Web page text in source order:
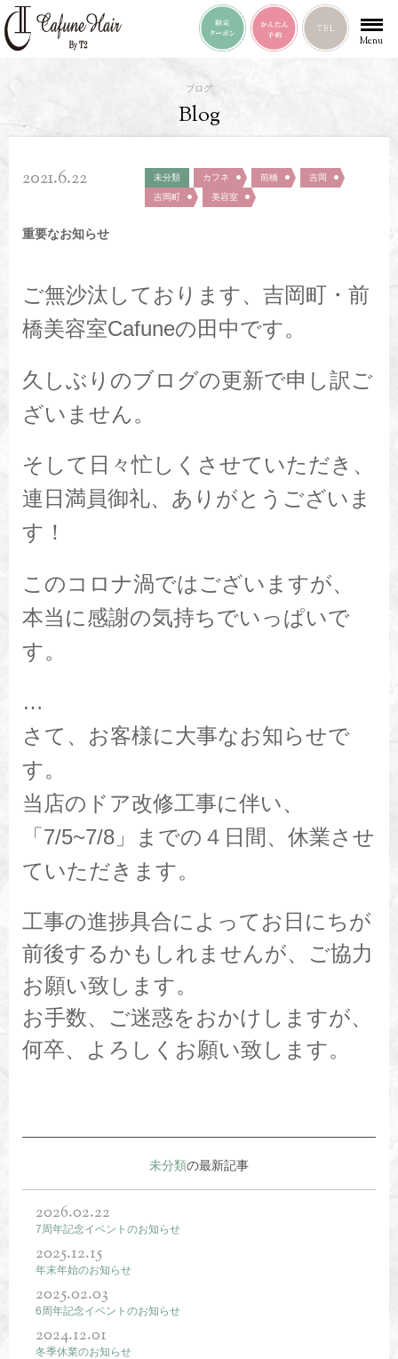
Menu
ブログ
Blog
2021.6.22 未分類 カフネ 前橋
吉岡
吉岡町
美容室
重要なお知らせ
ご無沙汰しております、吉岡町・前
橋美容室Cafuneの田中です。
久しぶりのブログの更新で申し訳ご
ざいません。
そして日々忙しくさせていただき、
連日満員御礼、ありがとうございま
す！
このコロナ渦ではございますが、
本当に感謝の気持ちでいっぱいで
す。
…
さて、お客様に大事なお知らせで
す。
当店のドア改修工事に伴い、
「7/5~7/8」までの４日間、休業させ
ていただきます。
工事の進捗具合によってお日にちが
前後するかもしれませんが、ご協力
お願い致します。
お手数、ご迷惑をおかけしますが、
何卒、よろしくお願い致します。
未分類の最新記事
2026.02.22
7周年記念イベントのお知らせ
2025.12.15
年末年始のお知らせ
2025.02.03
6周年記念イベントのお知らせ
2024.12.01
冬季休業のお知らせ